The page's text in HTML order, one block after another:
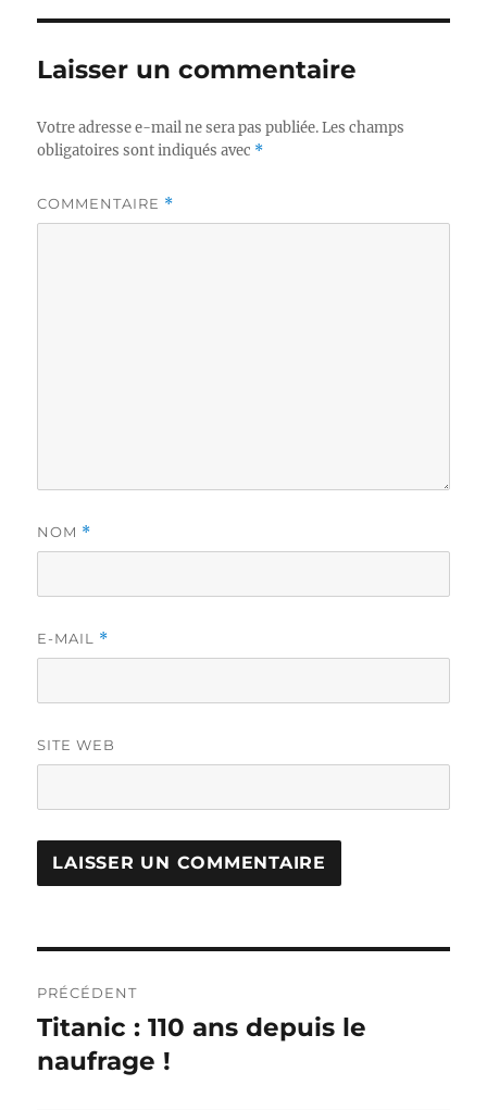
Laisser un commentaire
Votre adresse e-mail ne sera pas publiée. Les champs
obligatoires sont indiqués avec *
COMMENTAIRE *
NOM *
E-MAIL *
SITE WEB
de
l’article
PRÉCÉDENT
Publication
précédente :
Titanic : 110 ans depuis le
naufrage !